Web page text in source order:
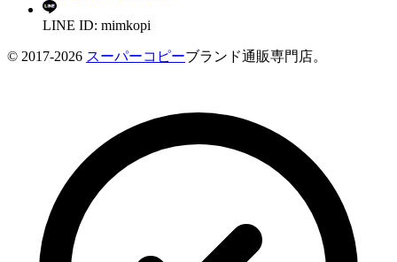
LINE ID: mimkopi
© 2017-2026 スーパーコピーブランド通販専門店。